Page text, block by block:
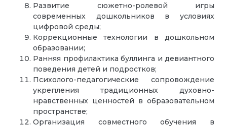
Развитие сюжетно-ролевой игры
современных дошкольников в условиях
цифровой среды;
Коррекционные технологии в дошкольном
образовании;
Ранняя профилактика буллинга и девиантного
поведения детей и подростков;
Психолого-педагогические сопровождение
укрепления традиционных духовно-
нравственных ценностей в образовательном
пространстве;
Организация совместного обучения в